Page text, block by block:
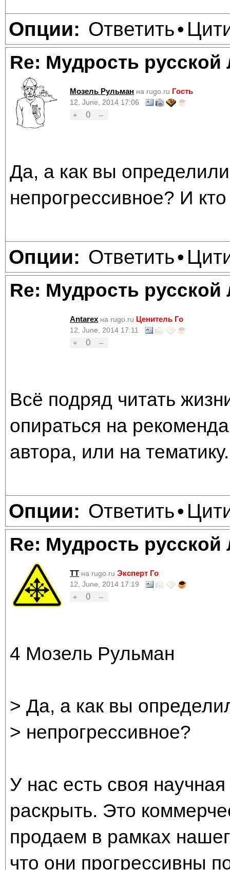
Опции: Ответить•
Re: Мудрость русской
Мозель Рульман на rugo.ru Гость
12, June, 2014 17:06
+
0 –
Да, а как вы
непрогрессивное? И
Опции: Ответить•
Re: Мудрость русской
Antarex на rugo.ru Ценитель Го
12, June, 2014 17:11
+
0 –
Всё подряд читать
опираться на
автора, или на
Опции: Ответить•
Re: Мудрость русской
TT на rugo.ru Эксперт Го
12, June, 2014 17:19
+
0 –
4 Мозель Рульман
> Да, а как вы
> непрогрессивное?
У нас есть своя
раскрыть. Это
продаем в рамках
что они прогрессивны